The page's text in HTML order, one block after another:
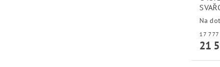
Na
21